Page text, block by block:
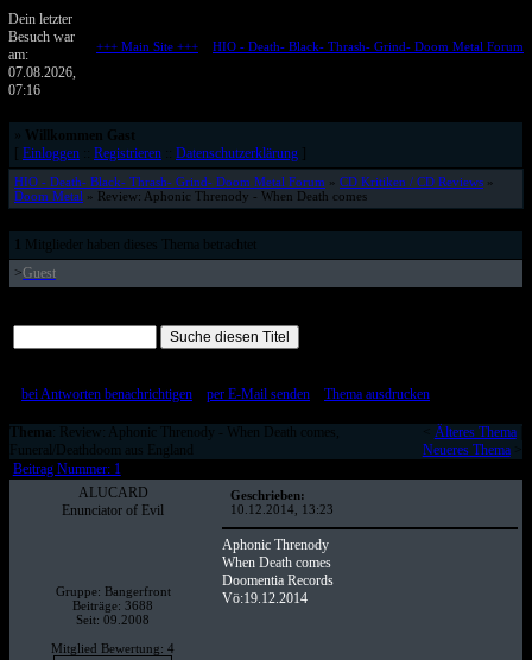
Dein letzter
Besuch war
am:
07.08.2026,
07:16
+++ Main Site +++:: HIO - Death- Black- Thrash- Grind- Doom Metal Forum
» Willkommen Gast
Einloggen:: Registrieren:: Datenschutzerklärung]
HIO - Death- Black- Thrash- Grind- Doom Metal Forum » CD Kritiken / CD Reviews»
Doom Metal » Review: Aphonic Threnody - When Death comes
Mitglieder haben dieses Thema betrachtet
>Guest
bei Antworten benachrichtigen:: per E-Mail senden:: Thema ausdrucken]
Thema : Review: Aphonic Threnody - When Death comes,
Funeral/Deathdoom aus England
Älteres Thema|
Neueres Thema>
Beitrag Nummer: 1
ALUCARD
Enunciator of Evil
Gruppe: Bangerfront
Beiträge: 3688
Seit: 09.2008
Mitglied Bewertung: 4
Geschrieben:
10.12.2014, 13:23
Aphonic Threnody
When Death comes
Doomentia Records
Vö:19.12.2014